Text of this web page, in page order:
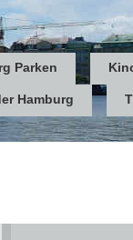
Parken
Hamburg